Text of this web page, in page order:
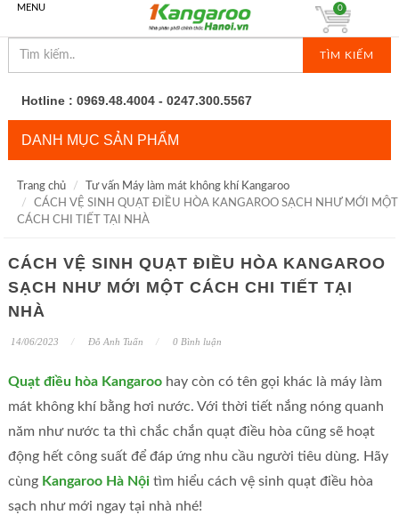
MENU
TÌM KIẾM
0
Hotline : 0969.48.4004 - 0247.300.5567
DANH MỤC SẢN PHẨM
Trang chủ
Tư vấn Máy làm mát không khí Kangaroo
CÁCH VỆ SINH QUẠT ĐIỀU HÒA KANGAROO SẠCH NHƯ MỚI MỘT
CÁCH CHI TIẾT TẠI NHÀ
CÁCH VỆ SINH QUẠT ĐIỀU HÒA KANGAROO
SẠCH NHƯ MỚI MỘT CÁCH CHI TIẾT TẠI
NHÀ
14/06/2023 Đỗ Anh Tuấn 0 Bình luận
Quạt điều hòa Kangaroohay còn có tên gọi khác là máy làm
mát không khí bằng hơi nước. Với thời tiết nắng nóng quanh
năm như nước ta thì chắc chắn quạt điều hòa cũng sẽ hoạt
động hết công suất để đáp ứng nhu cầu người tiêu dùng. Hãy
cùng Kangaroo Hà Nộitìm hiểu cách vệ sinh quạt điều hòa
sạch như mới ngay tại nhà nhé!